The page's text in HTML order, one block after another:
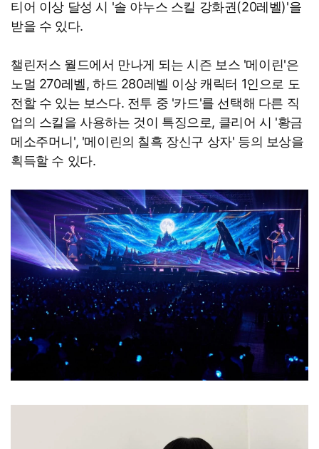
티어 이상 달성 시 '솔 야누스 스킬 강화권(20레벨)'을
받을 수 있다.
챌린저스 월드에서 만나게 되는 시즌 보스 '메이린'은
노멀 270레벨, 하드 280레벨 이상 캐릭터 1인으로 도
전할 수 있는 보스다. 전투 중 '카드'를 선택해 다른 직
업의 스킬을 사용하는 것이 특징으로, 클리어 시 '황금
메소주머니', '메이린의 칠흑 장신구 상자' 등의 보상을
획득할 수 있다.